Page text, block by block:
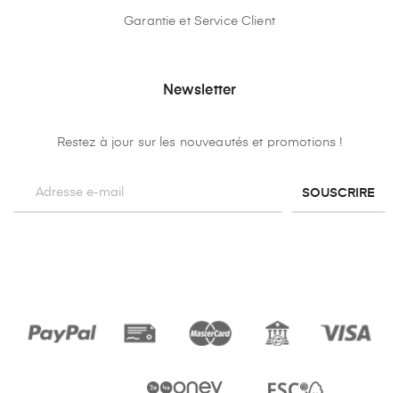
Garantie et Service Client
Newsletter
Restez à jour sur les nouveautés et promotions !
SOUSCRIRE